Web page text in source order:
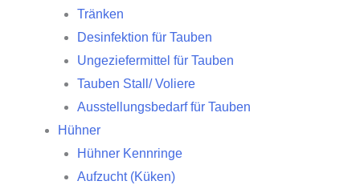
Tränken
Desinfektion für Tauben
Ungeziefermittel für Tauben
Tauben Stall/ Voliere
Ausstellungsbedarf für Tauben
Hühner
Hühner Kennringe
Aufzucht (Küken)